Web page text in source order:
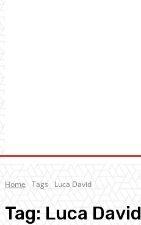
Home Tags Luca David
Tag: Luca David